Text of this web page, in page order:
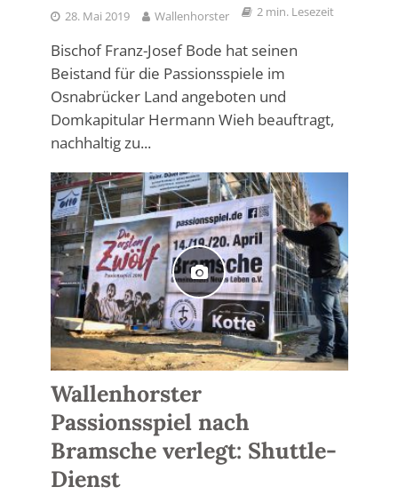
28. Mai 2019 Wallenhorster 2 min. Lesezeit
Bischof Franz-Josef Bode hat seinen
Beistand für die Passionsspiele im
Osnabrücker Land angeboten und
Domkapitular Hermann Wieh beauftragt,
nachhaltig zu...
Wallenhorster
Passionsspiel nach
Bramsche verlegt: Shuttle-
Dienst